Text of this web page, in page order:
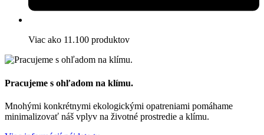
Viac ako 11.100 produktov
Pracujeme s ohľadom na klímu.
Mnohými konkrétnymi ekologickými opatreniami pomáhame
minimalizovať náš vplyv na životné prostredie a klímu.